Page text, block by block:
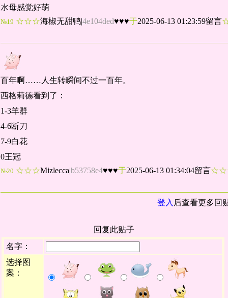
水母感觉好萌
№19 ☆☆☆海椒无甜鸭|4e104ded♥♥♥于2025-06-13 01:23:59留言
百年啊……人生转瞬间不过一百年。
西格莉德看到了：
1-3羊群
4-6断刀
7-9白花
0王冠
№20 ☆☆☆Mizlecca|b53758e4♥♥♥于2025-06-13 01:34:04留言
登入 后查看更多回
回复此贴子
名字：
选择图
案：